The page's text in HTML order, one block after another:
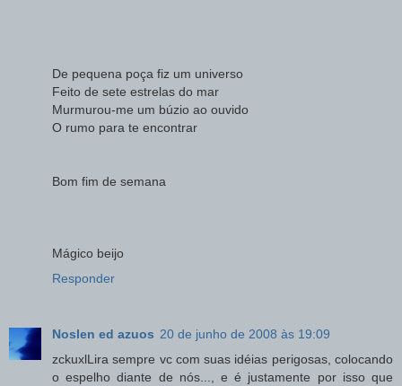
De pequena poça fiz um universo
Feito de sete estrelas do mar
Murmurou-me um búzio ao ouvido
O rumo para te encontrar
Bom fim de semana
Mágico beijo
Responder
Noslen ed azuos 20 de junho de 2008 às 19:09
zckuxlLira sempre vc com suas idéias perigosas, colocando
o espelho diante de nós..., e é justamente por isso que